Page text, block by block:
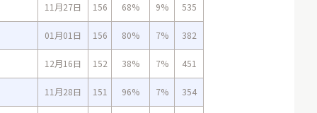
11月27日 156 68% 9% 535
01月01日 156 80% 7% 382
12月16日 152 38% 7% 451
11月28日 151 96% 7% 354